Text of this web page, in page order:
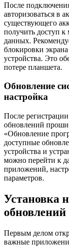
После
авторизоваться в
существующего
получить доступ
данных.
блокировки
устройства. Это
потере планшета.
Обновление
настройка
После
обновлений
«Обновление
доступные
устройства и
можно перейти к
приложений,
параметров.
Установка
Первым делом
важные